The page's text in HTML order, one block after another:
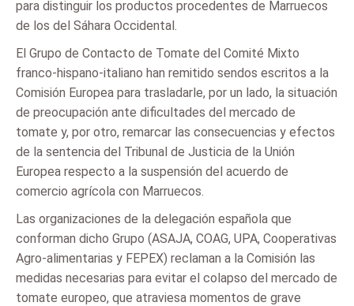
para distinguir los productos procedentes de Marruecos
de los del Sáhara Occidental.
El Grupo de Contacto de Tomate del Comité Mixto
franco-hispano-italiano han remitido sendos escritos a la
Comisión Europea para trasladarle, por un lado, la situación
de preocupación ante dificultades del mercado de
tomate y, por otro, remarcar las consecuencias y efectos
de la sentencia del Tribunal de Justicia de la Unión
Europea respecto a la suspensión del acuerdo de
comercio agrícola con Marruecos.
Las organizaciones de la delegación española que
conforman dicho Grupo (ASAJA, COAG, UPA, Cooperativas
Agro-alimentarias y FEPEX) reclaman a la Comisión las
medidas necesarias para evitar el colapso del mercado de
tomate europeo, que atraviesa momentos de grave